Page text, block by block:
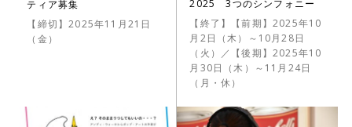
ティア募集
【締切】2025年11月21日
（金）
2025 3つのシンフォニー
【終了】【前期】2025年10
月2日（木）～10月28日
（火）／【後期】2025年10
月30日（木）～11月24日
（月・休）